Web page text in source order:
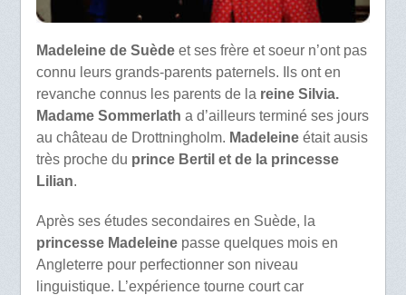
Madeleine de Suèdeet ses frère et soeur n’ont pas
connu leurs grands-parents paternels. Ils ont en
revanche connus les parents de la reine Silvia.
Madame Sommerlath a d’ailleurs terminé ses jours
au château de Drottningholm. Madeleineétait ausis
très proche du prince Bertil et de la princesse
Lilian.
Après ses études secondaires en Suède, la
princesse Madeleinepasse quelques mois en
Angleterre pour perfectionner son niveau
linguistique. L’expérience tourne court car